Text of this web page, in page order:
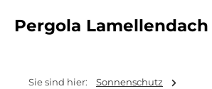
Pergola Lamellendach
Sie sind hier:
Sonnenschutz